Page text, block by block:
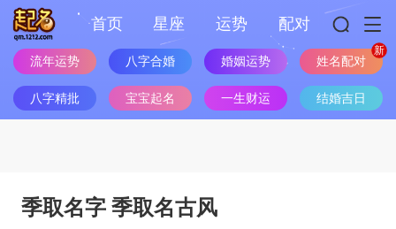
首页 星座 运势 配对
流年运势 八字合婚 婚姻运势 姓名配对
八字精批 宝宝起名 一生财运 结婚吉日
季取名字 季取名古风